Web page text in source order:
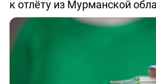
к отлёту из Мурманской